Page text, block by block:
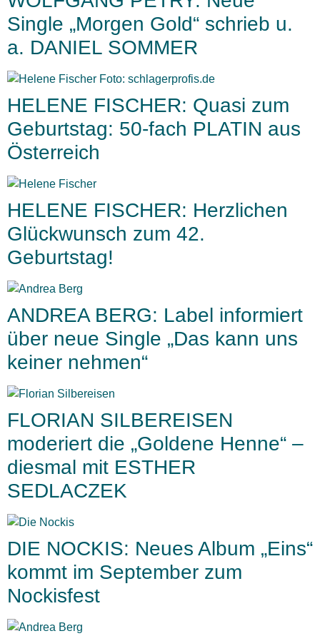
Single „Morgen Gold“ schrieb u.
a. DANIEL SOMMER
HELENE FISCHER: Quasi zum
Geburtstag: 50-fach PLATIN aus
Österreich
HELENE FISCHER: Herzlichen
Glückwunsch zum 42.
Geburtstag!
ANDREA BERG: Label informiert
über neue Single „Das kann uns
keiner nehmen“
FLORIAN SILBEREISEN
moderiert die „Goldene Henne“ –
diesmal mit ESTHER
SEDLACZEK
DIE NOCKIS: Neues Album „Eins“
kommt im September zum
Nockisfest